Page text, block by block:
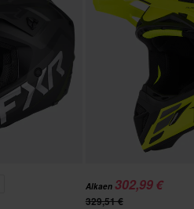
Alkaen 302,99 €
329,51 €